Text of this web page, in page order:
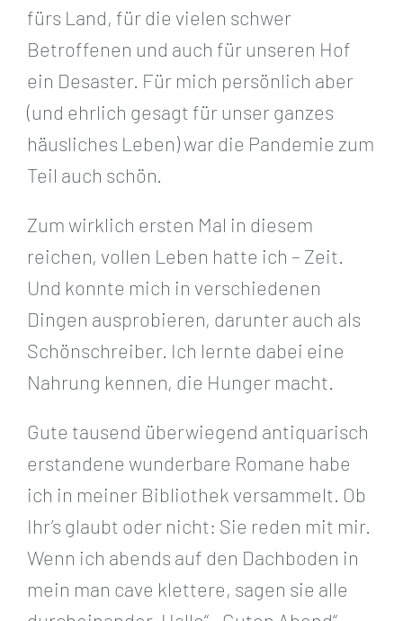
fürs Land, für die vielen schwer
Betroffenen und auch für unseren Hof
ein Desaster. Für mich persönlich aber
(und ehrlich gesagt für unser ganzes
häusliches Leben) war die Pandemie zum
Teil auch schön.
Zum wirklich ersten Mal in diesem
reichen, vollen Leben hatte ich – Zeit.
Und konnte mich in verschiedenen
Dingen ausprobieren, darunter auch als
Schönschreiber. Ich lernte dabei eine
Nahrung kennen, die Hunger macht.
Gute tausend überwiegend antiquarisch
erstandene wunderbare Romane habe
ich in meiner Bibliothek versammelt. Ob
Ihr’s glaubt oder nicht: Sie reden mit mir.
Wenn ich abends auf den Dachboden in
mein man cave klettere, sagen sie alle